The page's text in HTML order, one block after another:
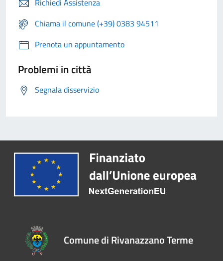
Richiedi Assistenza
Chiama il comune (+39) 0383 94511
Prenota un appuntamento
Problemi in città
Segnala disservizio
Comune di Rivanazzano Terme